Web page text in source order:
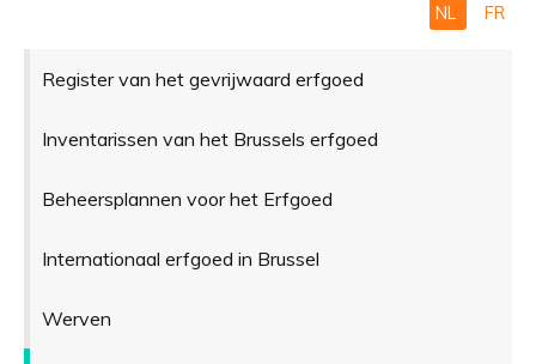
NL FR
Register van het gevrijwaard erfgoed
Inventarissen van het Brussels erfgoed
Beheersplannen voor het Erfgoed
Internationaal erfgoed in Brussel
Werven